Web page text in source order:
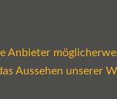
Aussehen